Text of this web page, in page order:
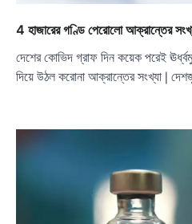
4 হাজারের গণ্ডি পেরোলো আক্রান্তের
দেশের কোভিদ গ্রাফ দিন কয়েক পরেই
দিয়ে উঠল করোনা আক্রান্তের সংখ্যা |